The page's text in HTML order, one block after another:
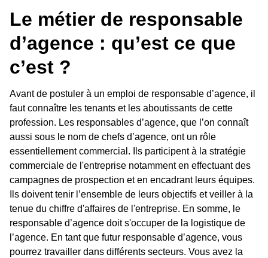
Le métier de responsable
d’agence : qu’est ce que
c’est ?
Avant de postuler à un emploi de responsable d’agence, il
faut connaître les tenants et les aboutissants de cette
profession. Les responsables d’agence, que l’on connaît
aussi sous le nom de chefs d’agence, ont un rôle
essentiellement commercial. Ils participent à la stratégie
commerciale de l'entreprise notamment en effectuant des
campagnes de prospection et en encadrant leurs équipes.
Ils doivent tenir l’ensemble de leurs objectifs et veiller à la
tenue du chiffre d'affaires de l'entreprise. En somme, le
responsable d’agence doit s'occuper de la logistique de
l’agence. En tant que futur responsable d’agence, vous
pourrez travailler dans différents secteurs. Vous avez la